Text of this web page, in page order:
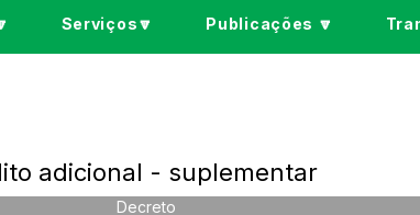
Serviços🔽 Publicações 🔽
adicional - suplementar
Decreto